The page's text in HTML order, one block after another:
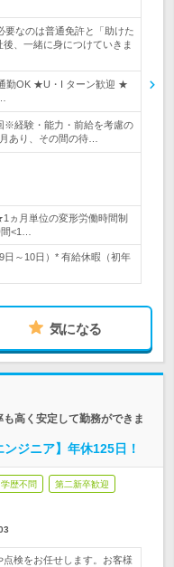
要なのは普通免許と「助けた
、一緒に身につけていきま
勤OK ★U・I ターン歓迎 ★
※経験・能力・前給を考慮の
あり、その間の待…
ヵ月単位の変形労働時間制
<1…
日～10日）* 有給休暇（初年
気になる
高く安定して勤務ができま
ジニア】年休125日！
学歴不問 第二新卒歓迎
検をお任せします。お客様